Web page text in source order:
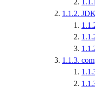
1.1.2.
1.1.3.